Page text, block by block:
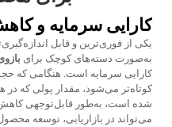
کارایی سرمایه و
یکی از فوری‌ترین و قابل
به‌صورت دسته‌های کوچک برای
کارایی سرمایه است. هنگامی که
کوتاه‌تر می‌شود، مقدار پولی که
شده است، به‌طور قابل‌توجهی کاهش
می‌تواند در بازاریابی، توسعه